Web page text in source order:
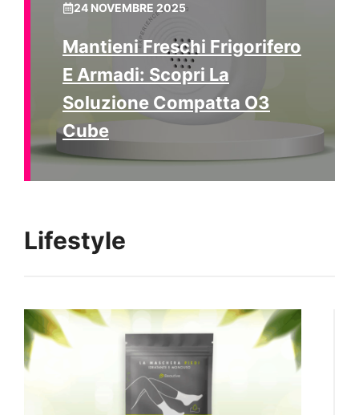
24 NOVEMBRE 2025
Mantieni Freschi Frigorifero
E Armadi: Scopri La
Soluzione Compatta O3
Cube
Lifestyle